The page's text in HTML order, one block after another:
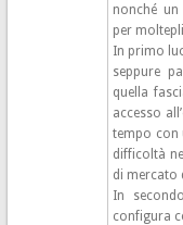
nonché
per
In primo
seppure
quella
accesso
tempo con
difficoltà
di mercato
In
configura